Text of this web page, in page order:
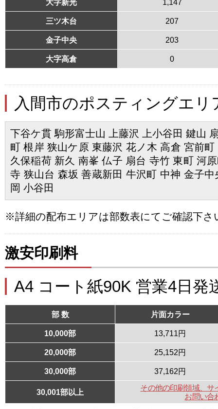
大字新光 1,147
三ツ木台 207
金子中央 203
大字高倉 0
入間市のポスティングエリ
下谷ケ貫 駒形富士山 上藤沢 上小谷田 鍵山
町 根岸 狭山ケ原 東藤沢 花ノ木 高倉 宮前
久保稲荷 新久 南峯 仏子 扇台 寺竹 東町 河
寺 狭山台 森坂 善蔵新田 牛沢町 中神 金子
岡 小谷田
※詳細の配布エリアは部数表にてご確認下さ
激安印刷料
A4 コート紙90K 営業4日発
部 数 片面カラー
10,000部 13,711円
20,000部 25,152円
30,000部 37,162円
30,001部以上
その他の印刷領域、サ
お問い合